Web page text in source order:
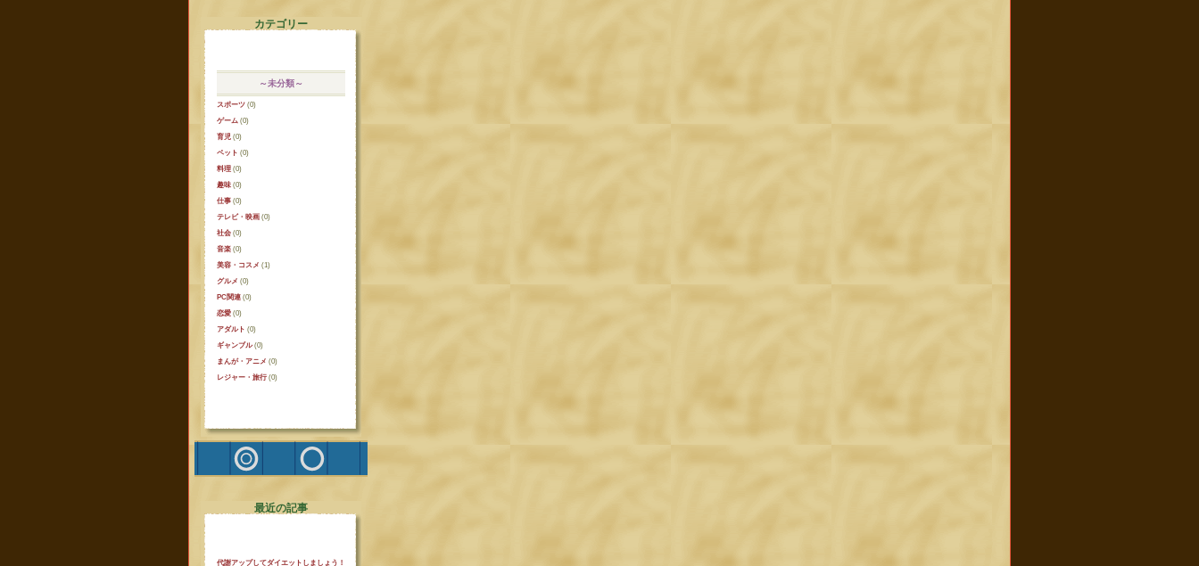
カテゴリー
～未分類～
スポーツ (0)
ゲーム (0)
育児 (0)
ペット (0)
料理 (0)
趣味 (0)
仕事 (0)
テレビ・映画 (0)
社会 (0)
音楽 (0)
美容・コスメ (1)
グルメ (0)
PC関連 (0)
恋愛 (0)
アダルト (0)
ギャンブル(0)
まんが・アニメ (0)
レジャー・旅行 (0)
最近の記事
代謝アップしてダイエットしましょう！